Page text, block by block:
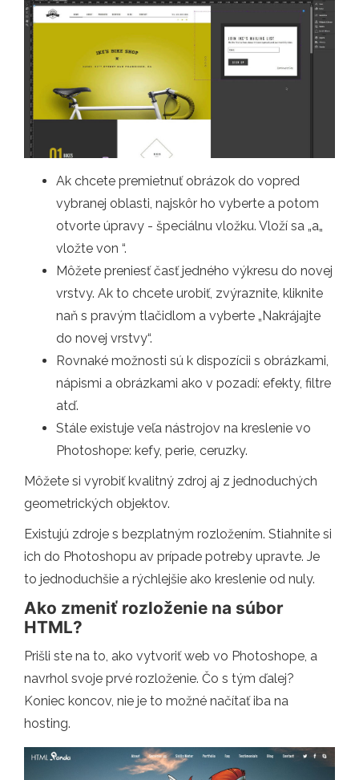
Ak chcete premietnuť obrázok do vopred
vybranej oblasti, najskôr ho vyberte a potom
otvorte úpravy - špeciálnu vložku. Vloží sa „a„
vložte von “.
Môžete preniesť časť jedného výkresu do novej
vrstvy. Ak to chcete urobiť, zvýraznite, kliknite
naň s pravým tlačidlom a vyberte „Nakrájajte
do novej vrstvy“.
Rovnaké možnosti sú k dispozícii s obrázkami,
nápismi a obrázkami ako v pozadí: efekty, filtre
atď.
Stále existuje veľa nástrojov na kreslenie vo
Photoshope: kefy, perie, ceruzky.
Môžete si vyrobiť kvalitný zdroj aj z jednoduchých
geometrických objektov.
Existujú zdroje s bezplatným rozložením. Stiahnite si
ich do Photoshopu av prípade potreby upravte. Je
to jednoduchšie a rýchlejšie ako kreslenie od nuly.
Ako zmeniť rozloženie na súbor
HTML?
Prišli ste na to, ako vytvoriť web vo Photoshope, a
navrhol svoje prvé rozloženie. Čo s tým ďalej?
Koniec koncov, nie je to možné načítať iba na
hosting.